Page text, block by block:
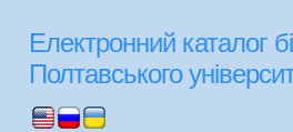
Електронний каталог
Полтавського